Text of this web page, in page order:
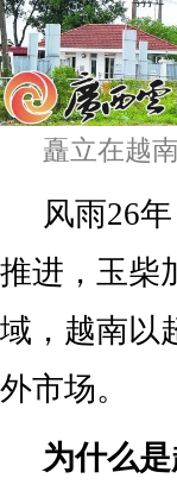
矗立在越
风雨26
推进，玉柴
域，越南以
外市场。
为什么是